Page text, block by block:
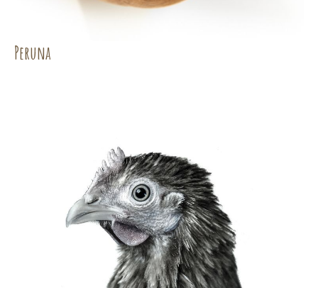
Peruna